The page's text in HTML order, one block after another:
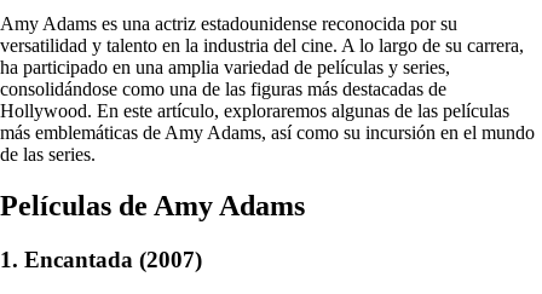
Amy Adams es una actriz estadounidense reconocida por su
versatilidad y talento en la industria del cine. A lo largo de su carrera,
ha participado en una amplia variedad de películas y series,
consolidándose como una de las figuras más destacadas de
Hollywood. En este artículo, exploraremos algunas de las películas
más emblemáticas de Amy Adams, así como su incursión en el mundo
de las series.
Películas de Amy Adams
1. Encantada (2007)